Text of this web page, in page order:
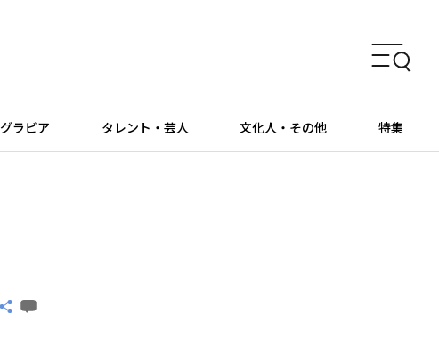
グラビア タレント・芸人 文化人・その他 特集